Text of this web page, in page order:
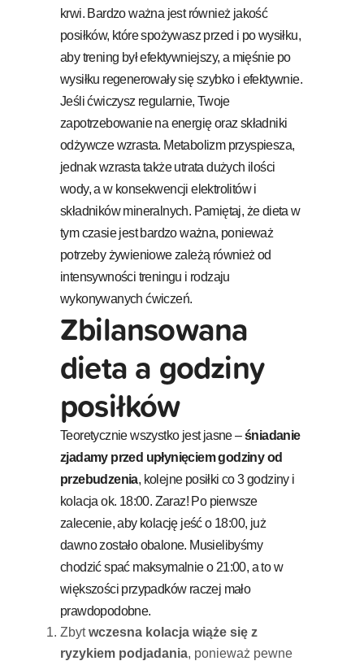
krwi. Bardzo ważna jest również jakość
posiłków, które spożywasz przed i po wysiłku,
aby trening był efektywniejszy, a mięśnie po
wysiłku regenerowały się szybko i efektywnie.
Jeśli ćwiczysz regularnie, Twoje
zapotrzebowanie na energię oraz składniki
odżywcze wzrasta. Metabolizm przyspiesza,
jednak wzrasta także utrata dużych ilości
wody, a w konsekwencji elektrolitów i
składników mineralnych. Pamiętaj, że dieta w
tym czasie jest bardzo ważna, ponieważ
potrzeby żywieniowe zależą również od
intensywności treningu i rodzaju
wykonywanych ćwiczeń.
Zbilansowana
dieta a godziny
posiłków
Teoretycznie wszystko jest jasne –śniadanie
zjadamy przed upłynięciem godziny od
przebudzenia, kolejne posiłki co 3 godziny i
kolacja ok. 18:00. Zaraz! Po pierwsze
zalecenie, aby kolację jeść o 18:00, już
dawno zostało obalone. Musielibyśmy
chodzić spać maksymalnie o 21:00, a to w
większości przypadków raczej mało
prawdopodobne.
Zbytwczesna kolacja wiąże się z
ryzykiem podjadania, ponieważ pewne